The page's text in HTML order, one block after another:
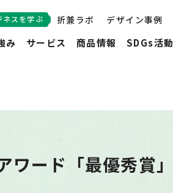
ネスを学ぶ 折兼ラボ デザイン事例
み サービス 商品情報 SDGs活動
ード「最優秀賞」